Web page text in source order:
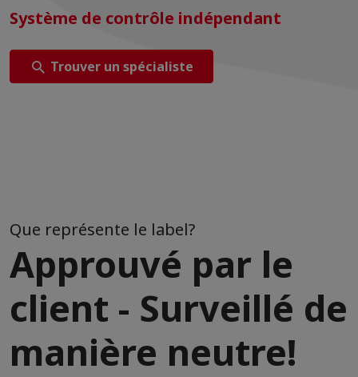
Système de contrôle indépendant
Trouver un spécialiste
Que représente le label?
Approuvé par le
client - Surveillé de
manière neutre!